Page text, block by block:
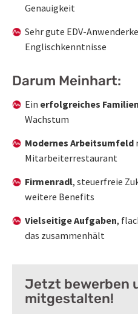
Genauigkeit
Sehr gute EDV-
Englischkenntnisse
Darum Meinhart:
Ein erfolgreiches
Wachstum
Modernes Arbeitsumfeld
Mitarbeiterrestaurant
Firmenradl, steuerfreie
weitere Benefits
Vielseitige Aufgaben,
das zusammenhält
Jetzt bewerben
mitgestalten!